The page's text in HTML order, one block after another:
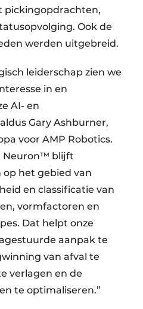
pickingopdrachten,
Ook de
werden uitgebreid.
leiderschap zien we
in en
AI- en
Gary Ashburner,
voor AMP Robotics.
Neuron™ blijft
het gebied van
en classificatie van
vormfactoren en
Dat helpt onze
aanpak te
van afval te
verlagen en de
te optimaliseren.”